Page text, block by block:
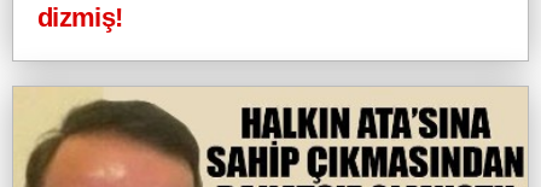
dizmiş!